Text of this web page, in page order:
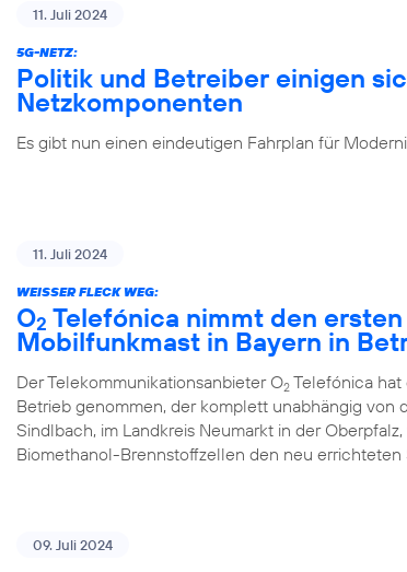
11. Juli 2024
5G-NETZ:
Politik und Betreiber einigen
Netzkomponenten
Es gibt nun einen eindeutigen Fahrplan für
11. Juli 2024
WEISSER FLECK WEG:
O2 Telefónica nimmt den
Mobilfunkmast in Bayern in
Der Telekommunikationsanbieter O2 Telefónica
Betrieb genommen, der komplett unabhängig von
Sindlbach, im Landkreis Neumarkt in der
Biomethanol-Brennstoffzellen den neu errichteten
09. Juli 2024